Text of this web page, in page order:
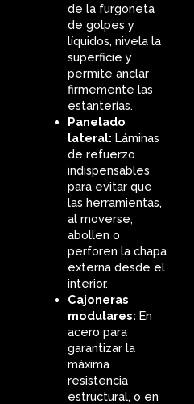
de la furgoneta
de golpes y
líquidos, nivela la
superficie y
permite anclar
firmemente las
estanterías.
Panelado
lateral: Láminas
de refuerzo
indispensables
para evitar que
las herramientas,
al moverse,
abollen o
perforen la chapa
externa desde el
interior.
Cajoneras
modulares: En
acero para
garantizar la
máxima
resistencia
estructural, o en